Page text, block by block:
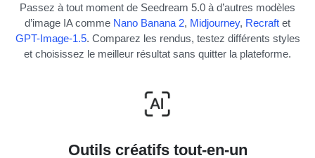
Passez à tout moment de Seedream 5.0 à d’autres modèles
d’image IA comme Nano Banana 2, Midjourney, Recraft et
GPT-Image-1.5. Comparez les rendus, testez différents styles
et choisissez le meilleur résultat sans quitter la plateforme.
Outils créatifs tout-en-un